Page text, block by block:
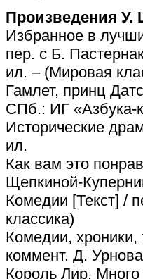
Произведения У.
Избранное в
пер. с Б.
ил. – (Мировая
Гамлет, принц
СПб.: ИГ «Азбука-
Исторические
ил.
Как вам это
Щепкиной-
Комедии [Текст] /
классика)
Комедии, хроники,
коммент. Д.
Король Лир.